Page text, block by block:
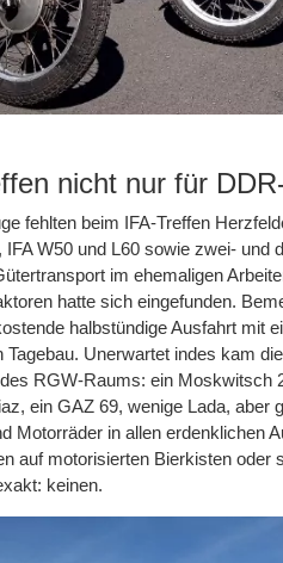
nicht nur für
fehlten beim IFA-Treffen
IFA W50 und L60 sowie zwei- und
im ehemaligen
hatte sich eingefunden.
halbstündige Ausfahrt mit
Tagebau. Unerwartet indes kam
RGW-Raums: ein Moskwitsch
ein GAZ 69, wenige Lada, aber
Motorräder in allen erdenklichen
auf motorisierten Bierkisten oder
keinen.